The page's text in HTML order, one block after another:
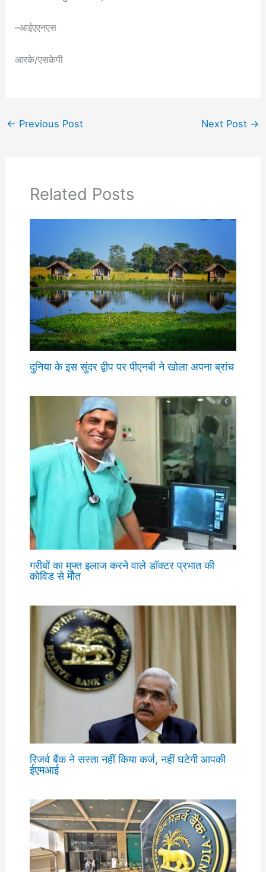
–आईएएनएस
आरके/एसकेपी
← Previous Post Next Post →
Related Posts
दुनिया के इस सुंदर द्वीप पर पीएनबी ने खोला अपना ब्रांच
गरीबों का मुफ्त इलाज करने वाले डॉक्टर प्रभात की
कोविड से मौत
रिजर्व बैंक ने सस्ता नहीं किया कर्ज, नहीं घटेगी आपकी
ईएमआई